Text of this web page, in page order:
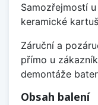
Samozřejmostí
keramické
Záruční a
přímo u
demontáže
Obsah balení